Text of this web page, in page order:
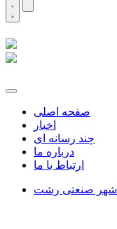
صفحه اصلی
اخبار
چند رسانه ای
درباره ما
ارتباط با ما
شهر صنعتی رشت